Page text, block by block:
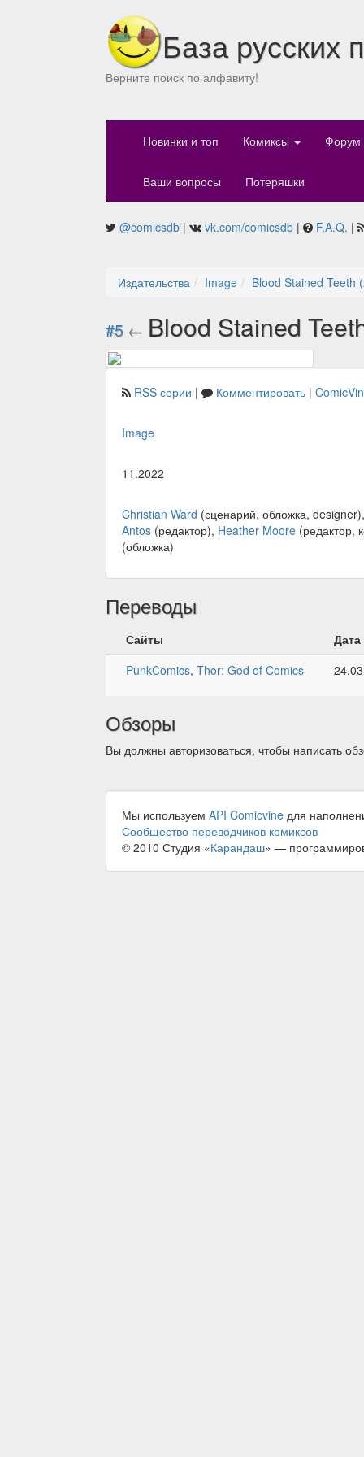
База русских
Верните поиск по алфавиту!
Новинки и топ Комиксы Форум
Ваши вопросы Потеряшки
@comicsdb | vk.com/comicsdb | F.A.Q. |
Издательства Image Blood Stained Teeth
#5 ← Blood Stained
RSS серии | Комментировать |
Image
11.2022
Christian Ward (сценарий, обложка,
Antos (редактор), Heather Moore (редактор,
(обложка)
Переводы
Сайты
Дата
PunkComics, Thor: God of Comics
Обзоры
Вы должны авторизоваться, чтобы написать
Мы используем API Comicvine для
Сообщество переводчиков комиксов
© 2010 Студия «Карандаш» —